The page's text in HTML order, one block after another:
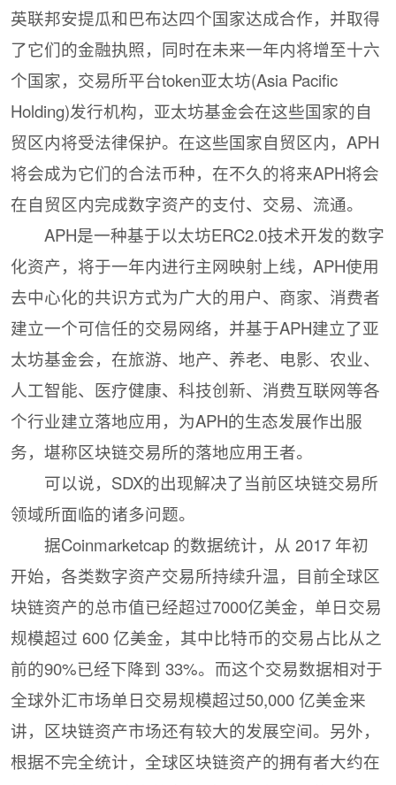
英联邦安提瓜和巴布达四个国家达成合作，并取得
了它们的金融执照，同时在未来一年内将增至十六
个国家，交易所平台token亚太坊(Asia Pacific
Holding)发行机构，亚太坊基金会在这些国家的自
贸区内将受法律保护。在这些国家自贸区内，APH
将会成为它们的合法币种，在不久的将来APH将会
在自贸区内完成数字资产的支付、交易、流通。
APH是一种基于以太坊ERC2.0技术开发的数字
化资产，将于一年内进行主网映射上线，APH使用
去中心化的共识方式为广大的用户、商家、消费者
建立一个可信任的交易网络，并基于APH建立了亚
太坊基金会，在旅游、地产、养老、电影、农业、
人工智能、医疗健康、科技创新、消费互联网等各
个行业建立落地应用，为APH的生态发展作出服
务，堪称区块链交易所的落地应用王者。
可以说，SDX的出现解决了当前区块链交易所
领域所面临的诸多问题。
据Coinmarketcap 的数据统计，从 2017 年初
开始，各类数字资产交易所持续升温，目前全球区
块链资产的总市值已经超过7000亿美金，单日交易
规模超过 600 亿美金，其中比特币的交易占比从之
前的90%已经下降到 33%。而这个交易数据相对于
全球外汇市场单日交易规模超过50,000 亿美金来
讲，区块链资产市场还有较大的发展空间。另外，
根据不完全统计，全球区块链资产的拥有者大约在